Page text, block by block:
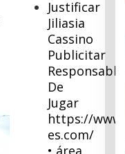
Justificar
Jiliasia
Cassino
Publicitar
Responsable
De
Jugar
https://
es.com/
• área